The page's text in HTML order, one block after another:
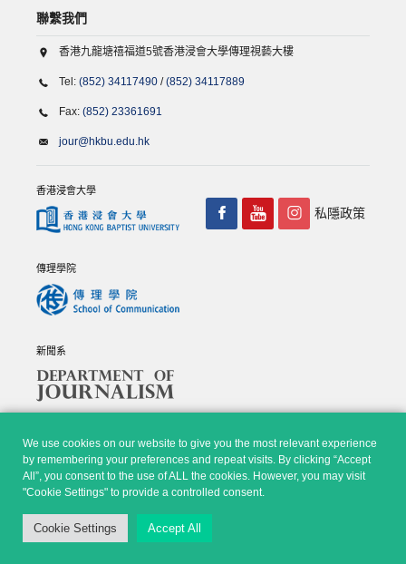
We use cookies on our website to give you the most relevant experience
by remembering your preferences and repeat visits. By clicking “Accept
All”, you consent to the use of ALL the cookies. However, you may visit
"Cookie Settings" to provide a controlled consent.
Cookie Settings Accept All
聯繫我們
香港九龍塘禧福道5號香港浸會大學傳理視藝大樓
Tel: (852) 34117490 /(852) 34117889
Fax: (852) 23361691
jour@hkbu.edu.hk
香港浸會大學
傳理學院
新聞系
私隱政策
© Copyright 2026 - 香港浸會大學傳理學院, 新聞系 |Privacy
Policy
|